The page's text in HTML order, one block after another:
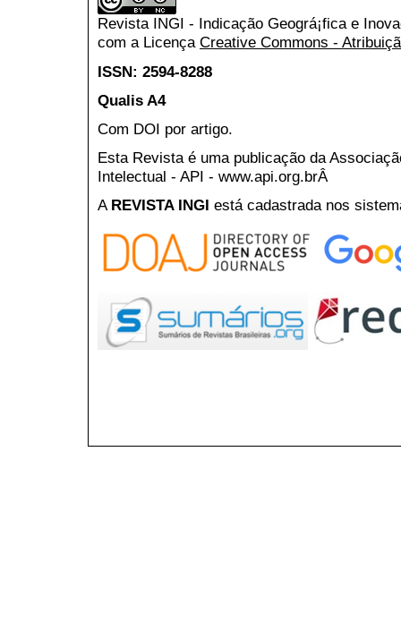
Revista INGI - Indicação Geográ¡fica e
com a Licença Creative Commons -
ISSN: 2594-8288
Qualis A4
Com DOI por artigo.
Esta Revista é uma publicação da
Intelectual - API - www.api.org.brÂ
A REVISTA INGI está cadastrada nos